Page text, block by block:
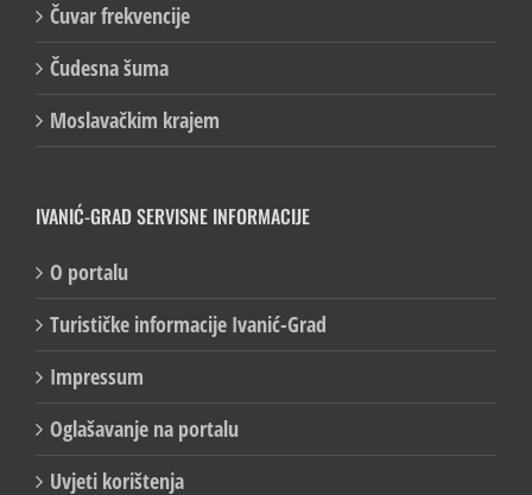
Čuvar frekvencije
Čudesna šuma
Moslavačkim krajem
IVANIĆ-GRAD SERVISNE INFORMACIJE
O portalu
Turističke informacije Ivanić-Grad
Impressum
Oglašavanje na portalu
Uvjeti korištenja